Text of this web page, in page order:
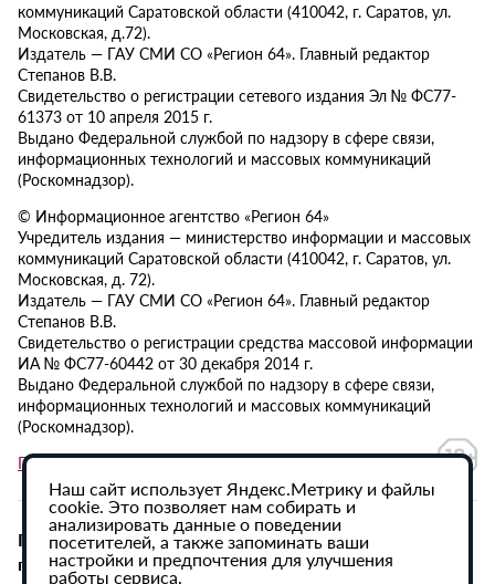
коммуникаций Саратовской области (410042, г. Саратов, ул.
Московская, д.72).
Издатель — ГАУ СМИ СО «Регион 64». Главный редактор
Степанов В.В.
Свидетельство о регистрации сетевого издания Эл № ФС77-
61373 от 10 апреля 2015 г.
Выдано Федеральной службой по надзору в сфере связи,
информационных технологий и массовых коммуникаций
(Роскомнадзор).
© Информационное агентство «Регион 64»
Учредитель издания — министерство информации и массовых
коммуникаций Саратовской области (410042, г. Саратов, ул.
Московская, д. 72).
Издатель — ГАУ СМИ СО «Регион 64». Главный редактор
Степанов В.В.
Свидетельство о регистрации средства массовой информации
ИА № ФС77-60442 от 30 декабря 2014 г.
Выдано Федеральной службой по надзору в сфере связи,
информационных технологий и массовых коммуникаций
(Роскомнадзор).
Политика в отношении обработки персональных данных
При использовании материалов сайта активная
гиперссылка на ИА «Регион 64» обязательна.
Наш сайт использует Яндекс.Метрику и файлы
cookie. Это позволяет нам собирать и
анализировать данные о поведении
посетителей, а также запоминать ваши
настройки и предпочтения для улучшения
работы сервиса.